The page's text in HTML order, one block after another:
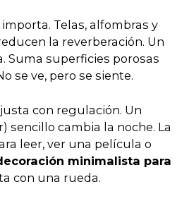
Telas, alfombras y
la reverberación. Un
Suma superficies porosas
se ve, pero se siente.
con regulación. Un
sencillo cambia la noche. La
leer, ver una película o
minimalista para
con una rueda.